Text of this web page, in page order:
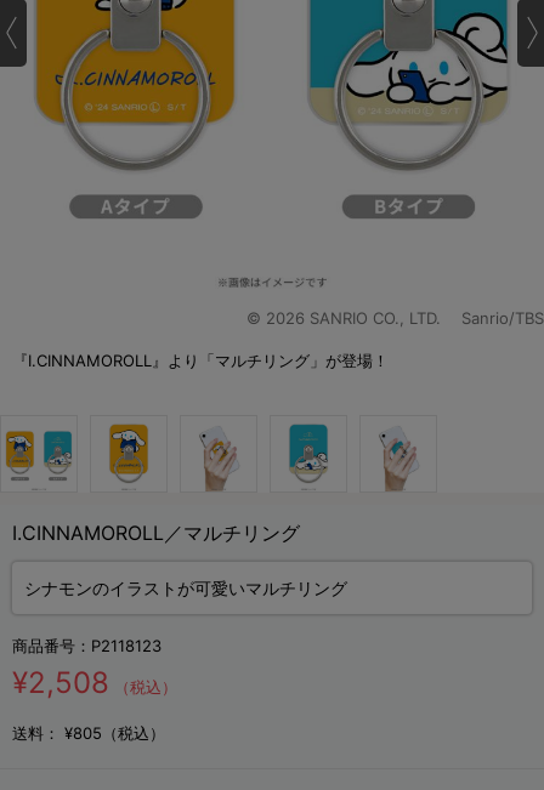
© 2026 SANRIO CO., LTD. Sanrio/TBS
『I.CINNAMOROLL』より「マルチリング」が登場！
I.CINNAMOROLL／マルチリング
シナモンのイラストが可愛いマルチリング
商品番号： P2118123
¥2,508 （税込）
送料： ¥805（税込）